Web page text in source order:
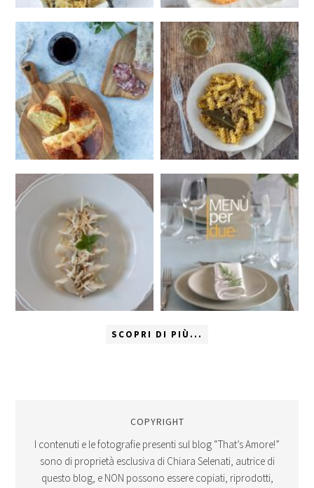
SCOPRI DI PIÙ...
COPYRIGHT
I contenuti e le fotografie presenti sul blog “That’s Amore!”
sono di proprietà esclusiva di Chiara Selenati, autrice di
questo blog, e NON possono essere copiati, riprodotti,